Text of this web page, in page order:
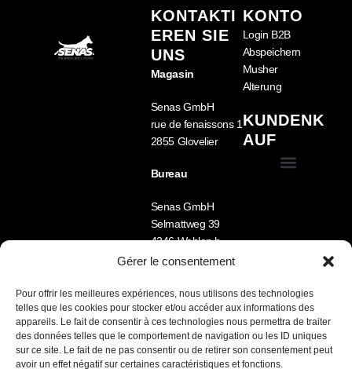
Gérer le consentement
Pour offrir les meilleures expériences, nous utilisons des technologies
telles que les cookies pour stocker et/ou accéder aux informations des
appareils. Le fait de consentir à ces technologies nous permettra de traiter
des données telles que le comportement de navigation ou les ID uniques
sur ce site. Le fait de ne pas consentir ou de retirer son consentement peut
avoir un effet négatif sur certaines caractéristiques et fonctions.
KONTAKTI
EREN SIE
UNS
Magasin
Senas GmbH
rue de fenaissons 1
2855 Glovelier
Bureau
Senas GmbH
Selmattweg 39
4246 Wahlen b.
Laufen
09
Lu-Ve 8h -12h /
13h30 – 17h
Nous parlons FR /
KONTO
Login B2B
Abspeichern
Musher
Alterung
KUNDENK
AUF